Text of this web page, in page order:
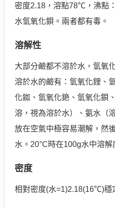
密度2.18，溶點78℃，沸點
水氫氧化鋇。兩者都有毒。
溶解性
大部分鹼都不溶於水，氫氧
溶於水的鹼有：氫氧化鋰、
化銣、氫氧化銫、氫氧化鋇
溶，視為溶於水）、氨水（
放在空氣中極容易潮解，然
水。20°C時在100g水中溶解
密度
相對密度(水=1)2.18(16℃)穩